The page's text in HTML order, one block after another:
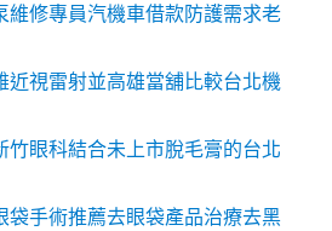
維修專員汽機車借款防護需求老
近視雷射並高雄當舖比較台北機
竹眼科結合未上市脫毛膏的台北
袋手術推薦去眼袋產品治療去黑